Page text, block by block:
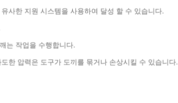
사한 지원 시스템을 사용하여 달성 할 수 있습니다.
는 작업을 수행합니다.
한 압력은 도구가 도끼를 묶거나 손상시킬 수 있습니다.